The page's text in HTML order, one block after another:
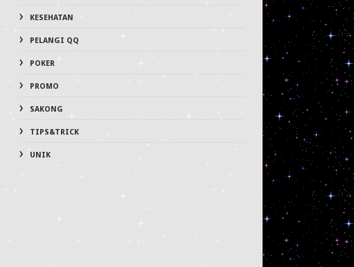
KESEHATAN
PELANGI QQ
POKER
PROMO
SAKONG
TIPS&TRICK
UNIK